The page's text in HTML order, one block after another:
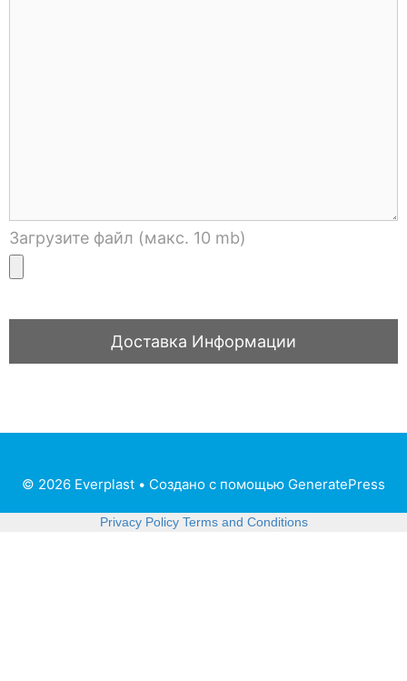
Загрузите файл (макс. 10 mb)
© 2026 Everplast • Создано с помощью GeneratePress
Privacy Policy Terms and Conditions